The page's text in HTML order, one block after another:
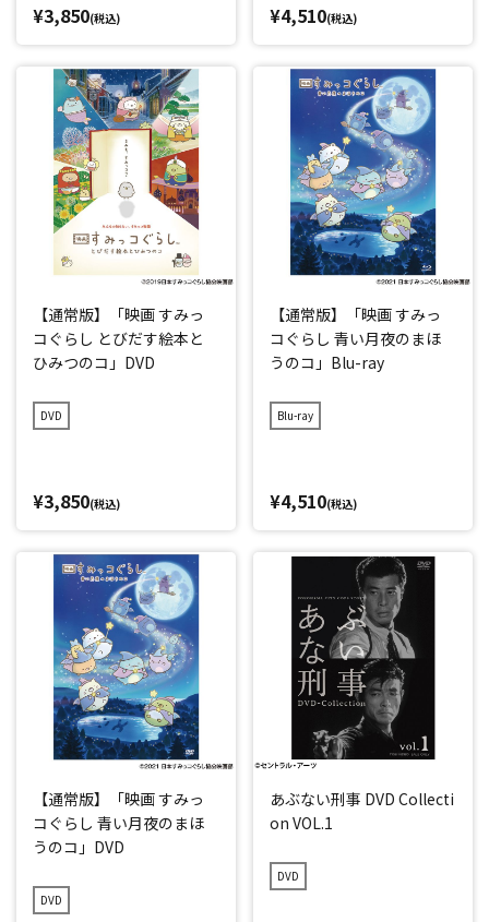
¥3,850(税込) ¥4,510(税込)
【通常版】「映画 すみっ
コぐらし とびだす絵本と
ひみつのコ」DVD
DVD
¥3,850(税込)
【通常版】「映画 すみっ
コぐらし 青い月夜のまほ
うのコ」Blu-ray
Blu-ray
¥4,510(税込)
【通常版】「映画 すみっ
コぐらし 青い月夜のまほ
うのコ」DVD
DVD
あぶない刑事 DVD Collecti
on VOL.1
DVD